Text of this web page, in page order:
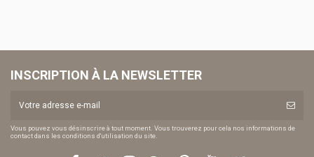
INSCRIPTION À LA NEWSLETTER
Vous pouvez vous désinscrire à tout moment. Vous trouverez pour cela nos informations de
contact dans les conditions d'utilisation du site.